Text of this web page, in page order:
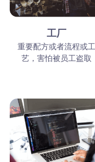
工厂
重要配方或者流程或工
艺，害怕被员工盗取